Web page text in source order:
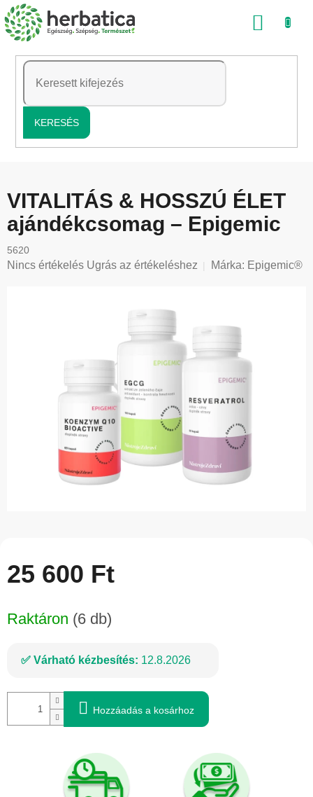
Ugrás
a
tartalomhoz
KERESÉS
VITALITÁS & HOSSZÚ ÉLET
ajándékcsomag – Epigemic
5620
A
Nincs értékelés Ugrás az értékeléshez Márka: Epigemic®
25 600 Ft
Raktáron (6 db)
Várható kézbesítés: 12.8.2026
Hozzáadás a kosárhoz